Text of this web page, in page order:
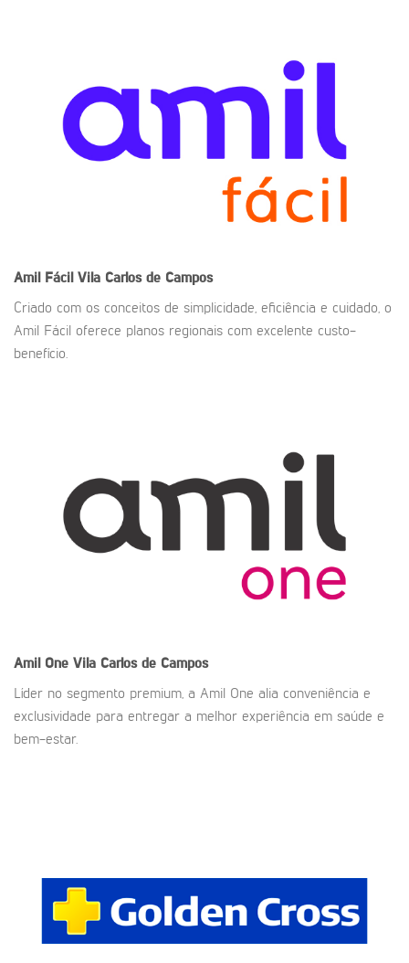
Amil Fácil Vila Carlos de Campos
Criado com os conceitos de simplicidade, eficiência e cuidado, o
Amil Fácil oferece planos regionais com excelente custo-
benefício.
Amil One Vila Carlos de Campos
Líder no segmento premium, a Amil One alia conveniência e
exclusividade para entregar a melhor experiência em saúde e
bem-estar.